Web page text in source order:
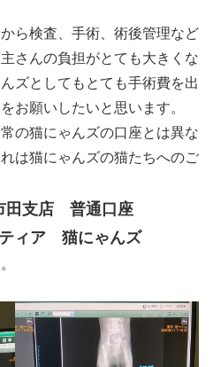
ら検査、手術、術後管理など
さんの負担がとても大きくな
ズとしてもとても手術費を出
お願いしたいと思います。
の猫にゃんズの口座とは異な
は猫にゃんズの猫たちへのご
田支店 普通口座
ィア 猫にゃんズ